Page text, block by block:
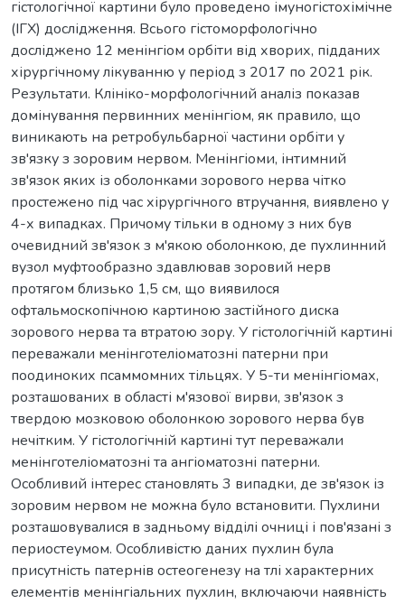
гістологічної картини було проведено імуногістохімічне
(ІГХ) дослідження. Всього гістоморфологічно
досліджено 12 менінгіом орбіти від хворих, підданих
хірургічному лікуванню у період з 2017 по 2021 рік.
Результати. Клініко-морфологічний аналіз показав
домінування первинних менінгіом, як правило, що
виникають на ретробульбарної частини орбіти у
зв'язку з зоровим нервом. Менінгіоми, інтимний
зв'язок яких із оболонками зорового нерва чітко
простежено під час хірургічного втручання, виявлено у
4-х випадках. Причому тільки в одному з них був
очевидний зв'язок з м'якою оболонкою, де пухлинний
вузол муфтообразно здавлював зоровий нерв
протягом близько 1,5 см, що виявилося
офтальмоскопічною картиною застійного диска
зорового нерва та втратою зору. У гістологічній картині
переважали менінготеліоматозні патерни при
поодиноких псаммомних тільцях. У 5-ти менінгіомах,
розташованих в області м'язової вирви, зв'язок з
твердою мозковою оболонкою зорового нерва був
нечітким. У гістологічній картині тут переважали
менінготеліоматозні та ангіоматозні патерни.
Особливий інтерес становлять 3 випадки, де зв'язок із
зоровим нервом не можна було встановити. Пухлини
розташовувалися в задньому відділі очниці і пов'язані з
периостеумом. Особливістю даних пухлин була
присутність патернів остеогенезу на тлі характерних
елементів менінгіальних пухлин, включаючи наявність